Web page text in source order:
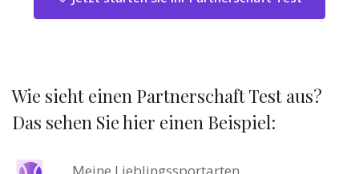
Wie sieht einen Partnerschaft Test aus?
Das sehen Sie hier einen Beispiel: